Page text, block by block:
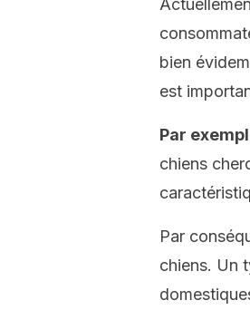
bien
est
Par
chiens
Par
chiens. Un